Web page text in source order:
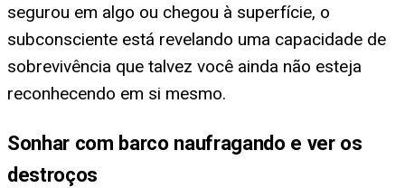
segurou em algo ou chegou à superfície, o
subconsciente está revelando uma capacidade de
sobrevivência que talvez você ainda não esteja
reconhecendo em si mesmo.
Sonhar com barco naufragando e ver os
destroços